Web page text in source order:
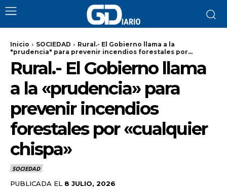
Inicio SOCIEDAD
Rural.- El Gobierno llama a la
"prudencia" para prevenir incendios forestales por...
Rural.- El Gobierno llama
a la «prudencia» para
prevenir incendios
forestales por «cualquier
chispa»
SOCIEDAD
PUBLICADA EL 8 JULIO, 2026